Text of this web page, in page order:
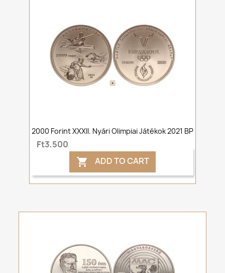
2000 Forint XXXII. Nyári Olimpiai Játékok 2021 BP
Ft3,500
 ADD TO CART